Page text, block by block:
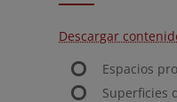
Descargar
Espacios
Superficies